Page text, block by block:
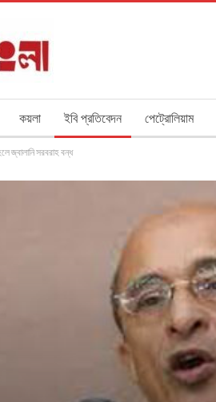
কয়লা ইবি প্রতিবেদন পেট্রোলিয়াম
জ্বালানি সরবরাহ বন্ধ